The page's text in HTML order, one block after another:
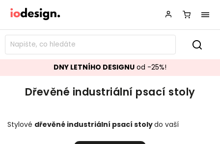
DNY LETNÍHO DESIGNU od -25%!
Dřevěné industriální psací stoly
Stylové dřevěné industriální psací stolydo vaší